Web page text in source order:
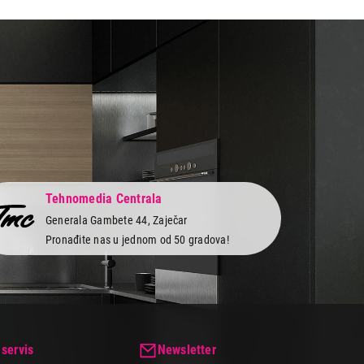
Tehnomedia Centrala
Generala Gambete 44, Zaječar
Pronađite nas u jednom od 50 gradova!
Newsletter